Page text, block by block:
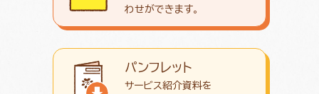
パンフレット
サービス紹介資料を
わせができます。